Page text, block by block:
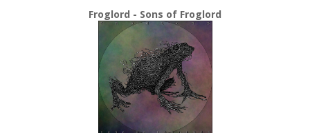
Froglord - Sons of Froglord